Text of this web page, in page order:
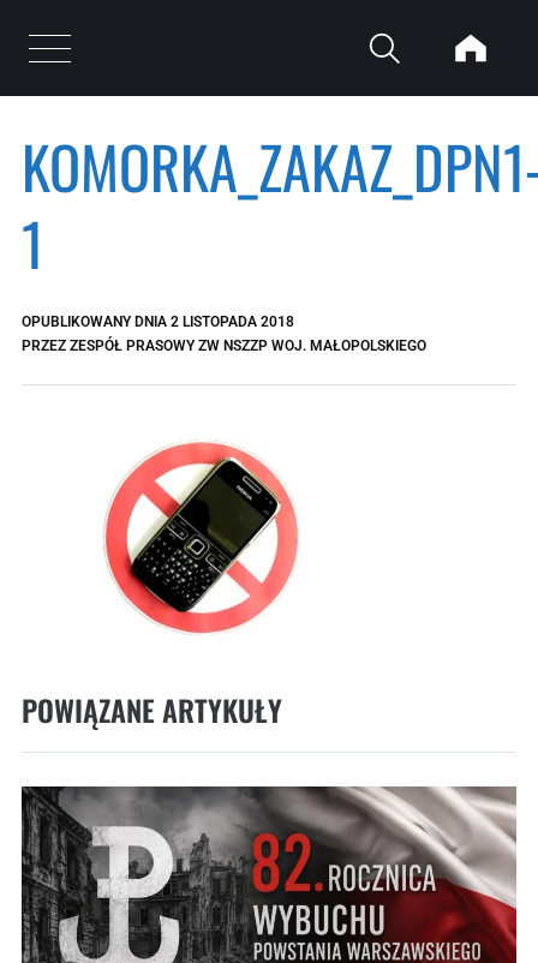
Otwórz menu
1
OPUBLIKOWANY DNIA 2 LISTOPADA 2018
PRZEZ ZESPÓŁ PRASOWY ZW NSZZP WOJ. MAŁOPOLSKIEGO
POWIĄZANE ARTYKUŁY